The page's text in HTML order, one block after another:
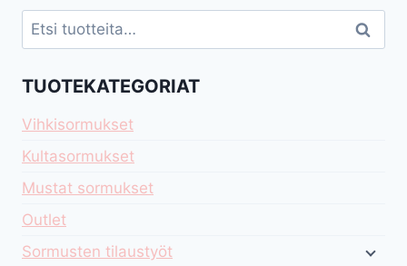
Etsi: Haku
TUOTEKATEGORIAT
Vihkisormukset
Kultasormukset
Mustat sormukset
Outlet
Sormusten tilaustyöt